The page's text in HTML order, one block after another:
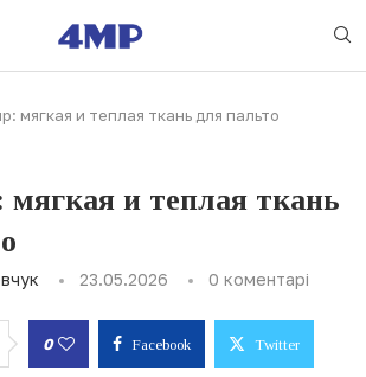
мягкая и теплая ткань для пальто
и теплая ткань
23.05.2026 0 коментарі
0 Facebook Twitter